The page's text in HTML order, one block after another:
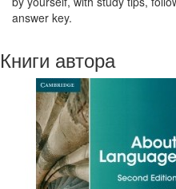
answer key.
Книги автора